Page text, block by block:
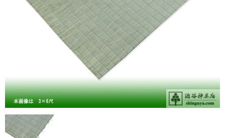
ユーザーログイン
お買物かご